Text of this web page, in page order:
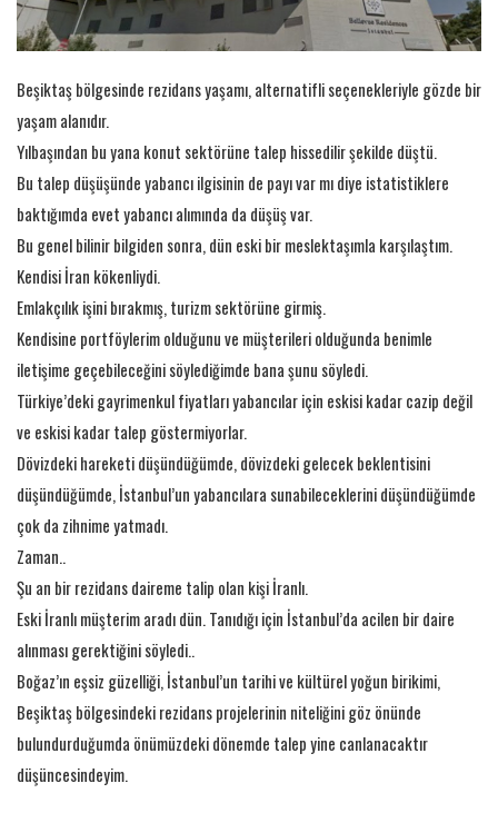
Beşiktaş bölgesinde rezidans yaşamı, alternatifli seçenekleriyle gözde bir
yaşam alanıdır.
Yılbaşından bu yana konut sektörüne talep hissedilir şekilde düştü.
Bu talep düşüşünde yabancı ilgisinin de payı var mı diye istatistiklere
baktığımda evet yabancı alımında da düşüş var.
Bu genel bilinir bilgiden sonra, dün eski bir meslektaşımla karşılaştım.
Kendisi İran kökenliydi.
Emlakçılık işini bırakmış, turizm sektörüne girmiş.
Kendisine portföylerim olduğunu ve müşterileri olduğunda benimle
iletişime geçebileceğini söylediğimde bana şunu söyledi.
Türkiye’deki gayrimenkul fiyatları yabancılar için eskisi kadar cazip değil
ve eskisi kadar talep göstermiyorlar.
Dövizdeki hareketi düşündüğümde, dövizdeki gelecek beklentisini
düşündüğümde, İstanbul’un yabancılara sunabileceklerini düşündüğümde
çok da zihnime yatmadı.
Zaman..
Şu an bir rezidans daireme talip olan kişi İranlı.
Eski İranlı müşterim aradı dün. Tanıdığı için İstanbul’da acilen bir daire
alınması gerektiğini söyledi..
Boğaz’ın eşsiz güzelliği, İstanbul’un tarihi ve kültürel yoğun birikimi,
Beşiktaş bölgesindeki rezidans projelerinin niteliğini göz önünde
bulundurduğumda önümüzdeki dönemde talep yine canlanacaktır
düşüncesindeyim.